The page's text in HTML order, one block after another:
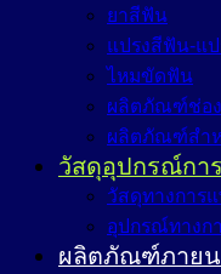
ยาสีฟัน
แปรงสีฟัน-แ
ไหมขัดฟัน
ผลิตภัณฑ์ช่อ
ผลิตภัณฑ์สำ
วัสดุอุปกรณ์กา
วัสดุทางการ
อุปกรณ์ทางก
ผลิตภัณฑ์ภาย